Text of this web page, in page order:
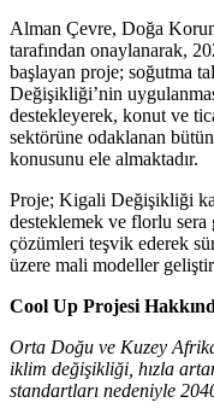
Alman Çevre, Doğa
tarafından onaylanarak,
başlayan proje; soğutma
Değişikliği’nin
destekleyerek, konut ve
sektörüne odaklanan
konusunu ele almaktadır.
Proje; Kigali Değişikliği
desteklemek ve florlu sera
çözümleri teşvik ederek
üzere mali modeller
Cool Up Projesi
Orta Doğu ve Kuzey
iklim değişikliği, hızla
standartları nedeniyle